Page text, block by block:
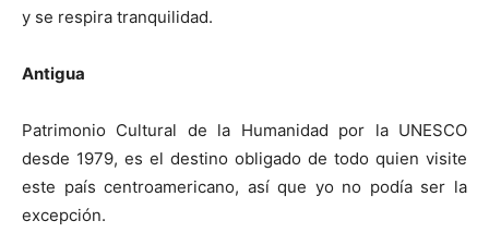
y se respira tranquilidad.
Antigua
Patrimonio Cultural de la Humanidad por la UNESCO
desde 1979, es el destino obligado de todo quien visite
este país centroamericano, así que yo no podía ser la
excepción.